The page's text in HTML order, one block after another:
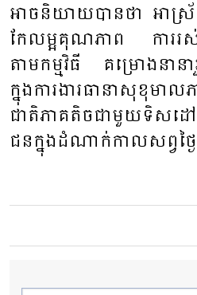
អាច​និយាយ​បាន​ថា​ អា​ស្
កែ​លម្អ​គុណ​ភាព​ ការ​រស់​
តាម​កម្ម​វិធី​ គម្រោង​នា​
ក្នុង​ការ​ងារ​ធានា​សុខុ​មា
ជាតិ​ភាគ​តិច​ជា​មួយ​ទិស​ដៅ​
ជន​ក្នុង​ដំណាក់​កាល​សព្វ​ថ្ង